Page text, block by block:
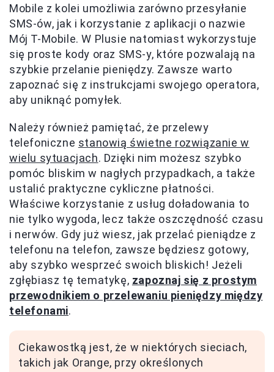
Mobile z kolei umożliwia zarówno przesyłanie
SMS-ów, jak i korzystanie z aplikacji o nazwie
Mój T-Mobile. W Plusie natomiast wykorzystuje
się proste kody oraz SMS-y, które pozwalają na
szybkie przelanie pieniędzy. Zawsze warto
zapoznać się z instrukcjami swojego operatora,
aby uniknąć pomyłek.
Należy również pamiętać, że przelewy
telefoniczne stanowią świetne rozwiązanie w
wielu sytuacjach. Dzięki nim możesz szybko
pomóc bliskim w nagłych przypadkach, a także
ustalić praktyczne cykliczne płatności.
Właściwe korzystanie z usług doładowania to
nie tylko wygoda, lecz także oszczędność czasu
i nerwów. Gdy już wiesz, jak przelać pieniądze z
telefonu na telefon, zawsze będziesz gotowy,
aby szybko wesprzeć swoich bliskich! Jeżeli
zgłębiasz tę tematykę, zapoznaj się z prostym
przewodnikiem o przelewaniu pieniędzy między
telefonami.
Ciekawostką jest, że w niektórych sieciach,
takich jak Orange, przy określonych